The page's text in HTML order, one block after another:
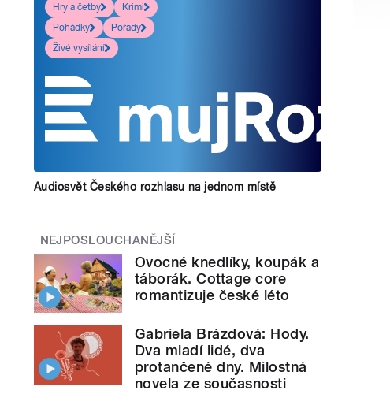
Hry a četby
Krimi
Pohádky
Pořady
Živé vysílání
Audiosvět Českého rozhlasu na jednom místě
NEJPOSLOUCHANĚJŠÍ
Ovocné knedlíky, koupák a
táborák. Cottage core
romantizuje české léto
Gabriela Brázdová: Hody.
Dva mladí lidé, dva
protančené dny. Milostná
novela ze současnosti